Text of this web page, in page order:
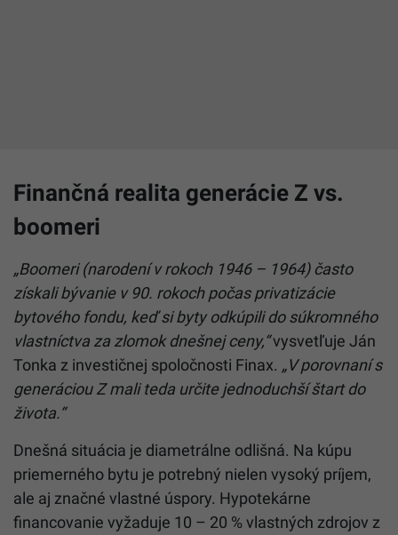
Finančná realita generácie Z vs.
boomeri
„Boomeri (narodení v rokoch 1946 – 1964) často
získali bývanie v 90. rokoch počas privatizácie
bytového fondu, keď si byty odkúpili do súkromného
vlastníctva za zlomok dnešnej ceny,“vysvetľuje Ján
Tonka z investičnej spoločnosti Finax. „V porovnaní s
generáciou Z mali teda určite jednoduchší štart do
života.“
Dnešná situácia je diametrálne odlišná. Na kúpu
priemerného bytu je potrebný nielen vysoký príjem,
ale aj značné vlastné úspory. Hypotekárne
financovanie vyžaduje 10 – 20 % vlastných zdrojov z